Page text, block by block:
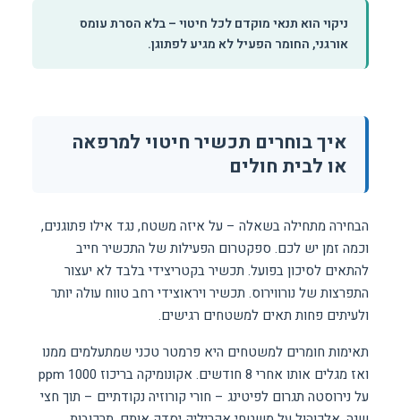
ניקוי הוא תנאי מוקדם לכל חיטוי – בלא הסרת עומס
אורגני, החומר הפעיל לא מגיע לפתוגן.
איך בוחרים תכשיר חיטוי למרפאה
או לבית חולים
הבחירה מתחילה בשאלה – על איזה משטח, נגד אילו פתוגנים,
וכמה זמן יש לכם. ספקטרום הפעילות של התכשיר חייב
להתאים לסיכון בפועל. תכשיר בקטריצידי בלבד לא יעצור
התפרצות של נורווירוס. תכשיר ויראוצידי רחב טווח עולה יותר
ולעיתים פחות תאים למשטחים רגישים.
תאימות חומרים למשטחים היא פרמטר טכני שמתעלמים ממנו
ואז מגלים אותו אחרי 8 חודשים. אקונומיקה בריכוז 1000 ppm
על נירוסטה תגרום לפיטינג – חורי קורוזיה נקודתיים – תוך חצי